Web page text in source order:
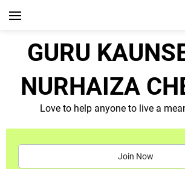
GURU
NURHAIZA
Love to help anyone to live a
Join Now